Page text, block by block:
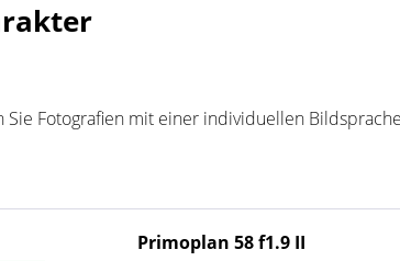
Fotografien mit einer individuellen
Primoplan 58 f1.9 II